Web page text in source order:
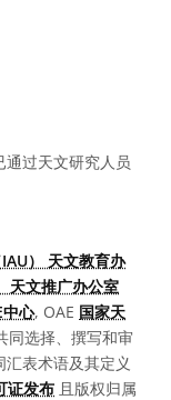
过天文研究人员
） 天文教育办
天文推广办公室
中心, OAE 国家天
同选择、撰写和审
汇表术语及其定义
证发布 且版权归属